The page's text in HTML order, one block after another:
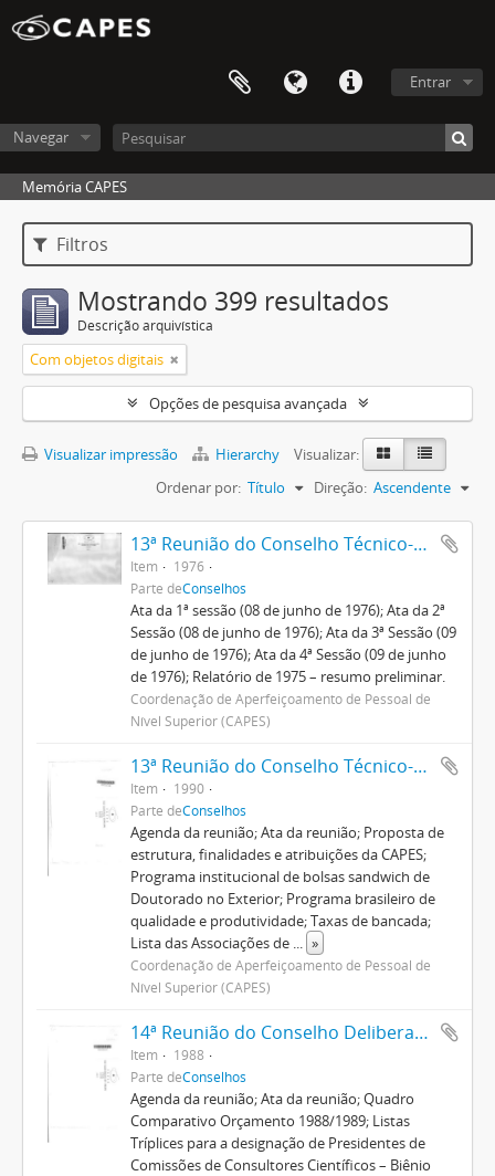
Entrar
Navegar
Memória CAPES
Filtros
Mostrando 399 resultados
Descrição arquivística
Com objetos digitais
Opções de pesquisa avançada
Visualizar impressão Hierarchy
Visualizar:
Ordenar por: Título Direção: Ascendente
13ª Reunião do Conselho Técnico-Administrativo
Item
1976
Parte deConselhos
Ata da 1ª sessão (08 de junho de 1976); Ata da 2ª
Sessão (08 de junho de 1976); Ata da 3ª Sessão (09
de junho de 1976); Ata da 4ª Sessão (09 de junho
de 1976); Relatório de 1975 – resumo preliminar.
Coordenação de Aperfeiçoamento de Pessoal de
Nível Superior (CAPES)
13ª Reunião do Conselho Técnico-Científico
Item
1990
Parte deConselhos
Agenda da reunião; Ata da reunião; Proposta de
estrutura, finalidades e atribuições da CAPES;
Programa institucional de bolsas sandwich de
Doutorado no Exterior; Programa brasileiro de
qualidade e produtividade; Taxas de bancada;
Lista das Associações de ... »
Coordenação de Aperfeiçoamento de Pessoal de
Nível Superior (CAPES)
14ª Reunião do Conselho Deliberativo
Item
1988
Parte deConselhos
Agenda da reunião; Ata da reunião; Quadro
Comparativo Orçamento 1988/1989; Listas
Tríplices para a designação de Presidentes de
Comissões de Consultores Científicos – Biênio